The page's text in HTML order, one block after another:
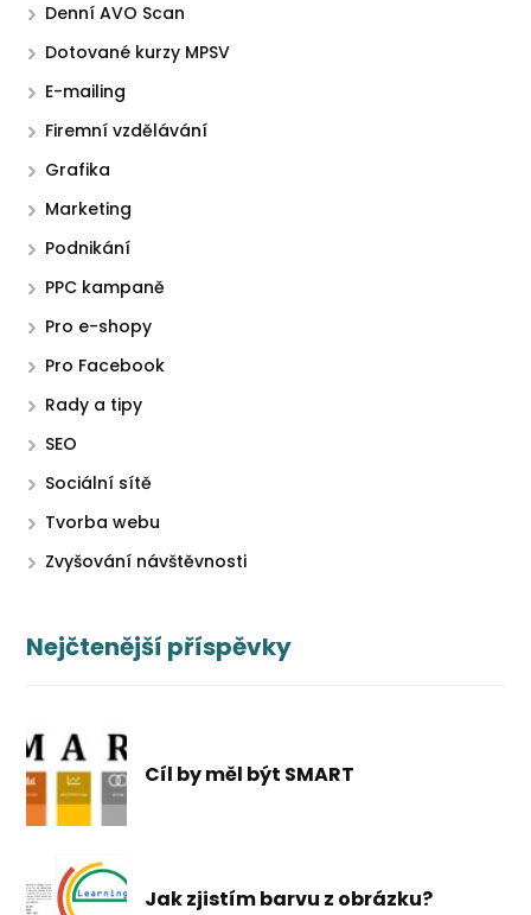
Denní AVO Scan
Dotované kurzy MPSV
E-mailing
Firemní vzdělávání
Grafika
Marketing
Podnikání
PPC kampaně
Pro e-shopy
Pro Facebook
Rady a tipy
SEO
Sociální sítě
Tvorba webu
Zvyšování návštěvnosti
Nejčtenější příspěvky
Cíl by měl být SMART
Jak zjistím barvu z obrázku?